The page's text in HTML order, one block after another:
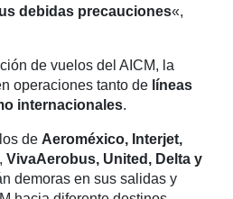
debidas precauciones«,
de vuelos del AICM, la
operaciones tanto de líneas
internacionales.
de Aeroméxico, Interjet,
, VivaAerobus, United, Delta y
demoras en sus salidas y